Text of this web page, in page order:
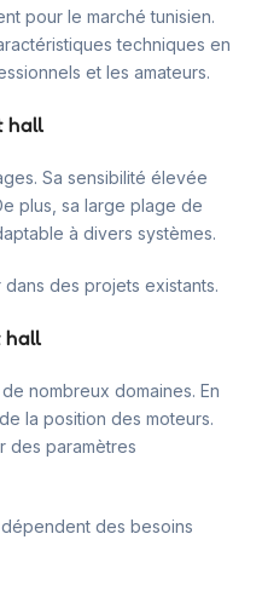
pour le marché tunisien.
techniques en
et les amateurs.
hall
Sa sensibilité élevée
plus, sa large plage de
à divers systèmes.
des projets existants.
hall
nombreux domaines. En
la position des moteurs.
des paramètres
des besoins